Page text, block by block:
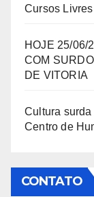
Cursos
HOJE 25/06/
COM
DE VITORIA
Cultura
Centro de
CONTATO